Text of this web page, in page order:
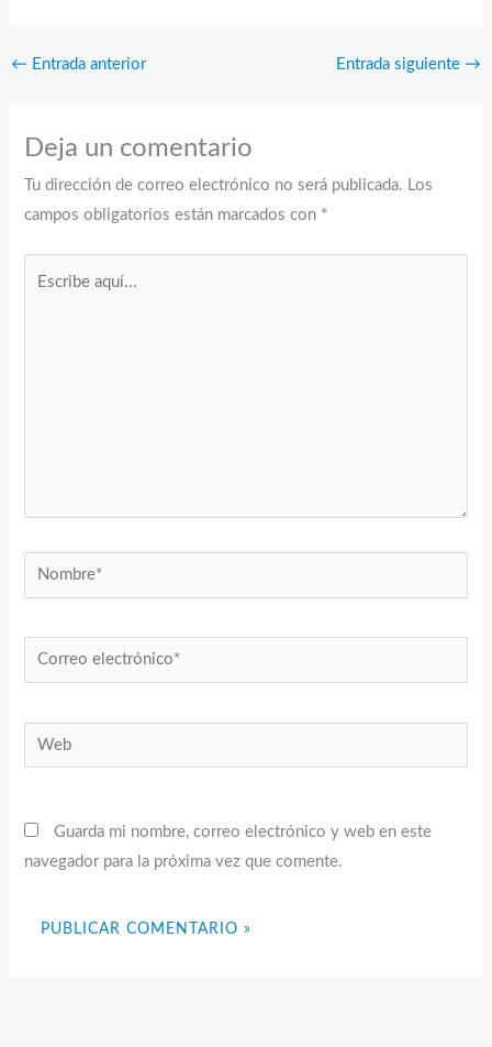
← Entrada anterior Entrada siguiente →
Deja un comentario
Tu dirección de correo electrónico no será publicada. Los
campos obligatorios están marcados con *
Nombre*
Correo
electrónico*
Web
Guarda mi nombre, correo electrónico y web en este
navegador para la próxima vez que comente.